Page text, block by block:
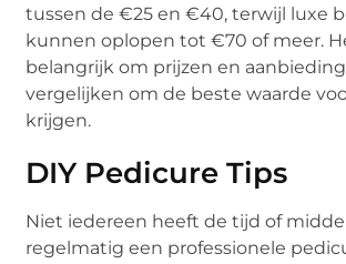
tussen de €25 en €40, terwijl luxe
kunnen oplopen tot €70 of meer.
belangrijk om prijzen en
vergelijken om de beste waarde
krijgen.
DIY Pedicure Tips
Niet iedereen heeft de tijd of
regelmatig een professionele